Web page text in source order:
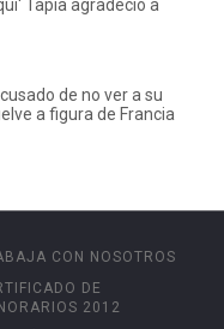
Tapia agradeció a
de no ver a su
a figura de Francia
CON NOSOTROS
DE
2012